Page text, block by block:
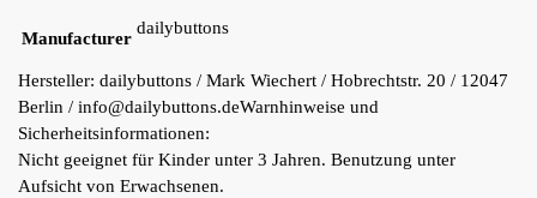
Manufacturer
dailybuttons
Hersteller: dailybuttons / Mark Wiechert / Hobrechtstr. 20 / 12047
Berlin / info@dailybuttons.deWarnhinweise und
Sicherheitsinformationen:
Nicht geeignet für Kinder unter 3 Jahren. Benutzung unter
Aufsicht von Erwachsenen.